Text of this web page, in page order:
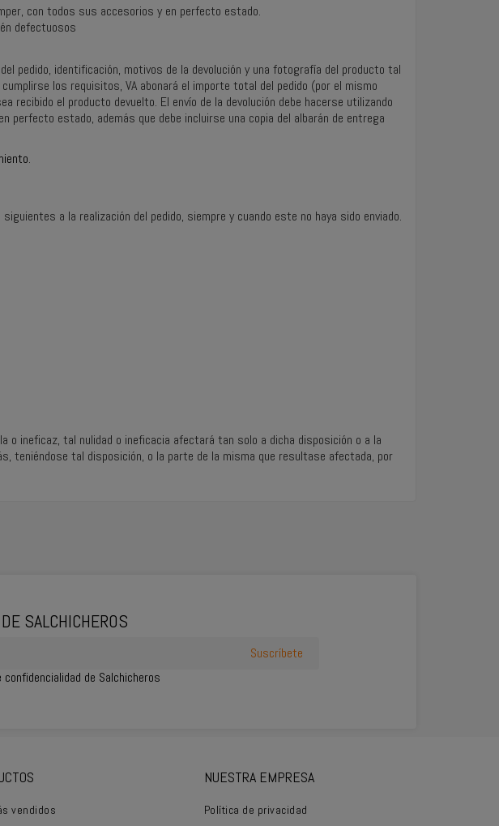
con todos sus accesorios y en perfecto estado.
defectuosos
pedido, identificación, motivos de la devolución y una fotografía del producto tal
los requisitos, VA abonará el importe total del pedido (por el mismo
recibido el producto devuelto. El envío de la devolución debe hacerse utilizando
perfecto estado, además que debe incluirse una copia del albarán de entrega
.
a la realización del pedido, siempre y cuando este no haya sido enviado.
o ineficaz, tal nulidad o ineficacia afectará tan solo a dicha disposición o a la
teniéndose tal disposición, o la parte de la misma que resultase afectada, por
SALCHICHEROS
de Salchicheros
vendidos
NUESTRA EMPRESA
Política de privacidad